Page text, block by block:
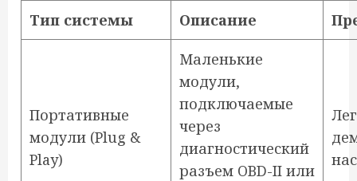
Тип системы Описание
Портативные
модули (Plug &
Play)
Маленькие
модули,
подключаемые
через
диагностический
разъем OBD-II или